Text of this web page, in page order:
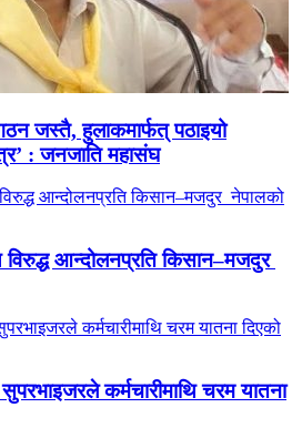
जस्तै, हुलाकमार्फत् पठाइयो
: जनजाति महासंघ
विरुद्ध आन्दोलनप्रति किसान–मजदुर
कर्मचारीमाथि चरम यातना